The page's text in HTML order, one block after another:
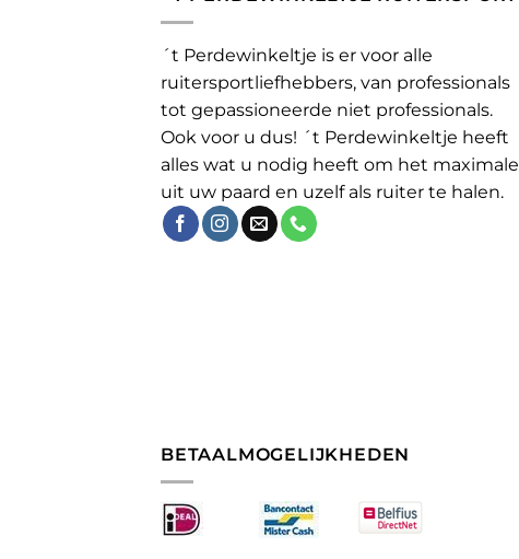
´t Perdewinkeltje is er voor alle
ruitersportliefhebbers, van professionals
tot gepassioneerde niet professionals.
Ook voor u dus! ´t Perdewinkeltje heeft
alles wat u nodig heeft om het maximale
uit uw paard en uzelf als ruiter te halen.
BETAALMOGELIJKHEDEN